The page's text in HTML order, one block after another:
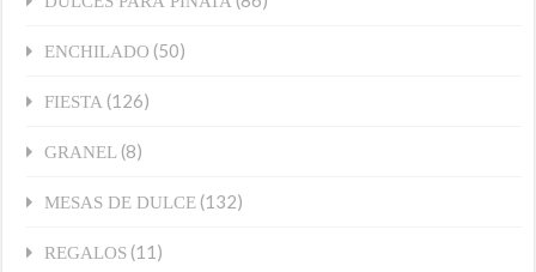
ENCHILADO (50)
FIESTA (126)
GRANEL (8)
MESAS DE DULCE (132)
REGALOS (11)